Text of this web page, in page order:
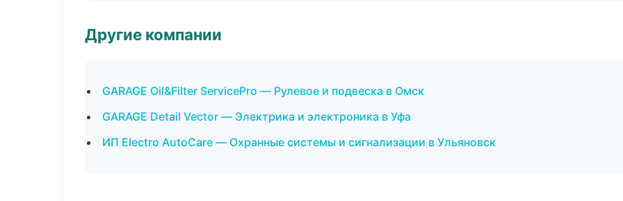
Другие компании
GARAGE Oil&Filter ServicePro — Рулевое и подвеска в Омск
GARAGE Detail Vector — Электрика и электроника в Уфа
ИП Electro AutoCare — Охранные системы и сигнализации в Ульяновск